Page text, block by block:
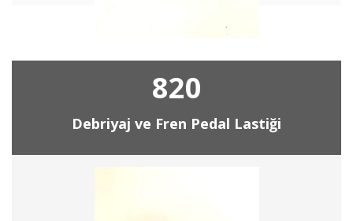
820
Debriyaj ve Fren Pedal Lastiği